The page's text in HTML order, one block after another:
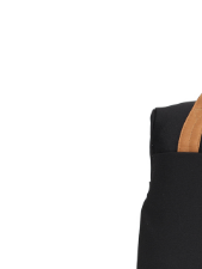
Zelf
Over Kerst &